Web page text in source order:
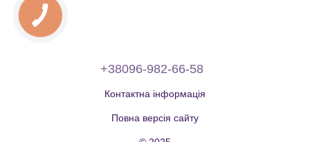
+38096-982-66-58
Контактна інформація
Повна версія сайту